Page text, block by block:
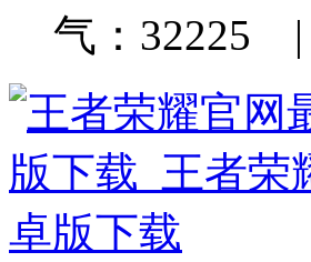
气：32225